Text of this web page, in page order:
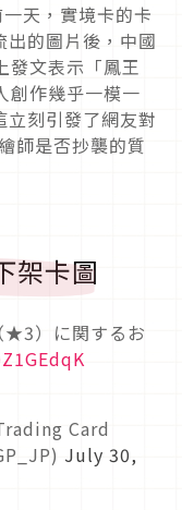
天，實境卡的卡
的圖片後，中國
文表示「鳳王
創作幾乎一模一
刻引發了網友對
師是否抄襲的質
架卡圖
★3）に関するお
Card
July 30,